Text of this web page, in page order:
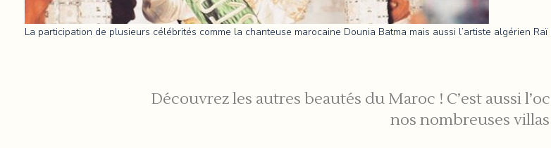
La participation de plusieurs célébrités comme la chanteuse marocaine Dounia Batma mais aussi l’artiste algérien
Découvrez les autres beautés du Maroc ! C’est aussi
nos nombreuses